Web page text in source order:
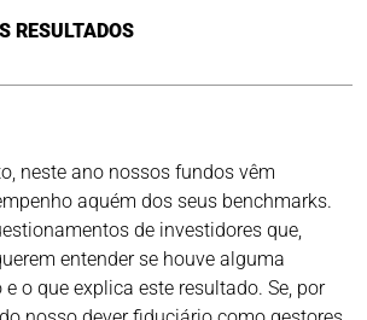
RESULTADOS
neste ano nossos fundos vêm
aquém dos seus benchmarks.
de investidores que,
entender se houve alguma
o que explica este resultado. Se, por